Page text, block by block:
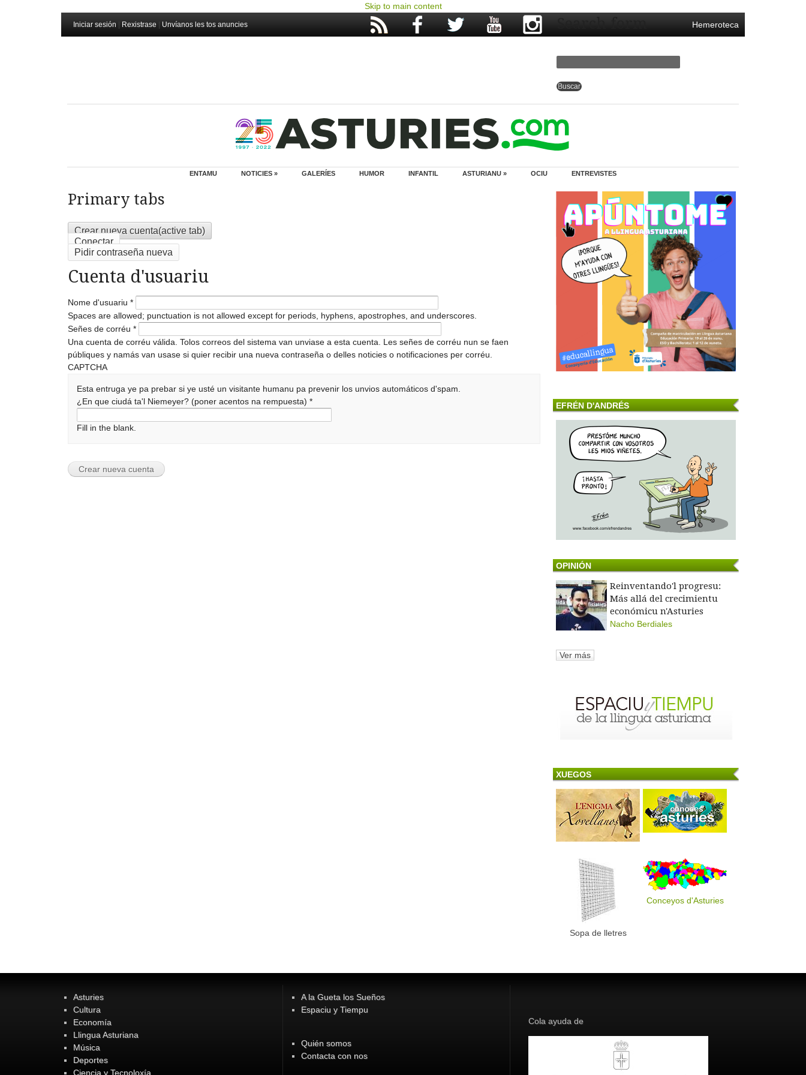
Skip to main content
Iniciar sesión Rexistrase Unvíanos les tos anuncies Hemeroteca
Search form
ENTAMU NOTICIES » GALERÍES HUMOR INFANTIL ASTURIANU » OCIU ENTREVISTES
Primary tabs
Crear nueva cuenta(active tab)
Conectar
Pidir contraseña nueva
Cuenta d'usuariu
Nome d'usuariu *
Spaces are allowed; punctuation is not allowed except for periods, hyphens, apostrophes, and underscores.
Señes de corréu *
Una cuenta de corréu válida. Tolos correos del sistema van unviase a esta cuenta. Les señes de corréu nun se faen
públiques y namás van usase si quier recibir una nueva contraseña o delles noticies o notificaciones per corréu.
CAPTCHA
Esta entruga ye pa prebar si ye usté un visitante humanu pa prevenir los unvios automáticos d'spam.
¿En que ciudá ta'l Niemeyer? (poner acentos na rempuesta)*
Fill in the blank.
EFRÉN D'ANDRÉS
OPINIÓN
Reinventando'l progresu:
Más allá del crecimientu
económicu n'Asturies
Nacho Berdiales
Ver más
XUEGOS
Sopa de lletres
Conceyos d'Asturies
Asturies
Cultura
Economía
Llingua Asturiana
Música
Deportes
Ciencia y Tecnoloxía
A la Gueta los Sueños
Espaciu y Tiempu
Quién somos
Contacta con nos
Cola ayuda de